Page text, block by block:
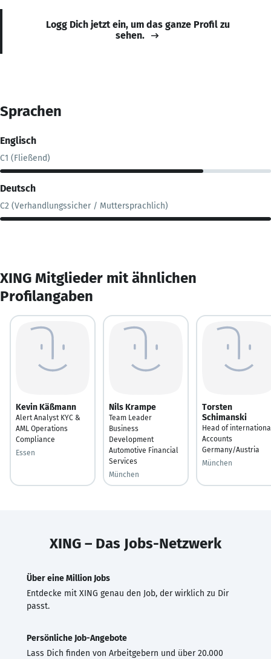
Logg Dich jetzt ein, um das ganze Profil zu
sehen.
Sprachen
Englisch
C1 (Fließend)
Deutsch
C2 (Verhandlungssicher / Muttersprachlich)
XING Mitglieder mit ähnlichen
Profilangaben
Kevin Käßmann
Alert Analyst KYC &
AML Operations
Compliance
Essen
Nils Krampe
Team Leader
Business
Development
Automotive Financial
Services
München
Torsten
Schimanski
Head of
Accounts
Germany/Austria
München
XING – Das Jobs-Netzwerk
Über eine Million Jobs
Entdecke mit XING genau den Job, der wirklich zu Dir
passt.
Persönliche Job-Angebote
Lass Dich finden von Arbeitgebern und über 20.000